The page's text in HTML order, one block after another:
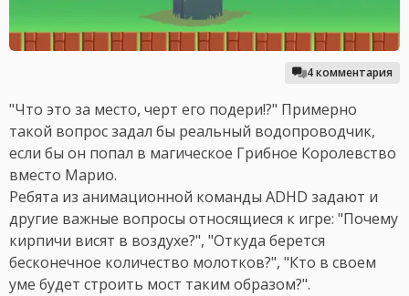
4 комментария
"Что это за место, черт его подери!?" Примерно
такой вопрос задал бы реальный водопроводчик,
если бы он попал в магическое Грибное Королевство
вместо Марио.
Ребята из анимационной команды ADHD задают и
другие важные вопросы относящиеся к игре: "Почему
кирпичи висят в воздухе?", "Откуда берется
бесконечное количество молотков?", "Кто в своем
уме будет строить мост таким образом?".